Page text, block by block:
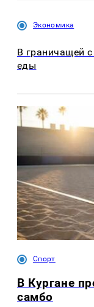
Экономика
В граничащей
еды
Спорт
В Кургане
самбо